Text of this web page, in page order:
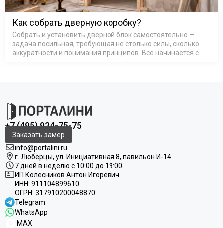
Как собрать дверную коробку?
Собрать и установить дверной блок самостоятельно —
задача посильная, требующая не столько силы, сколько
аккуратности и понимания принципов. Всё начинается с
+7 (495) 924-75-75
Заказать замер
info@portalini.ru
г. Люберцы, ул. Инициативная 8, павильон И-14
7 дней в неделю с 10:00 до 19:00
ИП Колесников Антон Игоревич
ИНН: 911104899610
ОГРН: 317910200048870
Telegram
WhatsApp
MAX